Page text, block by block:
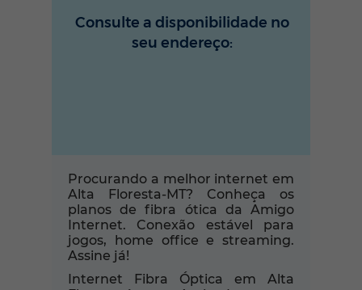
Consulte a disponibilidade no
seu endereço:
Procurando a melhor internet em
Alta Floresta-MT? Conheça os
planos de fibra ótica da Amigo
Internet. Conexão estável para
jogos, home office e streaming.
Assine já!
Internet Fibra Óptica em Alta